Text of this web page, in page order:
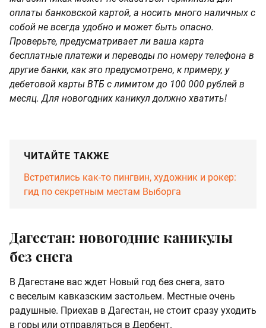
оплаты банковской картой, а носить много наличных с
собой не всегда удобно и может быть опасно.
Проверьте, предусматривает ли ваша карта
бесплатные платежи и переводы по номеру телефона в
другие банки, как это предусмотрено, к примеру, у
дебетовой карты ВТБ с лимитом до 100 000 рублей в
месяц. Для новогодних каникул должно хватить!
ЧИТАЙТЕ ТАКЖЕ
Встретились как-то пингвин, художник и рокер:
гид по секретным местам Выборга
Дагестан: новогодние каникулы
без снега
В Дагестане вас ждет Новый год без снега, зато
с веселым кавказским застольем. Местные очень
радушные. Приехав в Дагестан, не стоит сразу уходить
в горы или отправляться в Дербент.